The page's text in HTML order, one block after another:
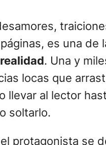
es una de
. Una y
locas que
llevar al lector
soltarlo.
protagonista se